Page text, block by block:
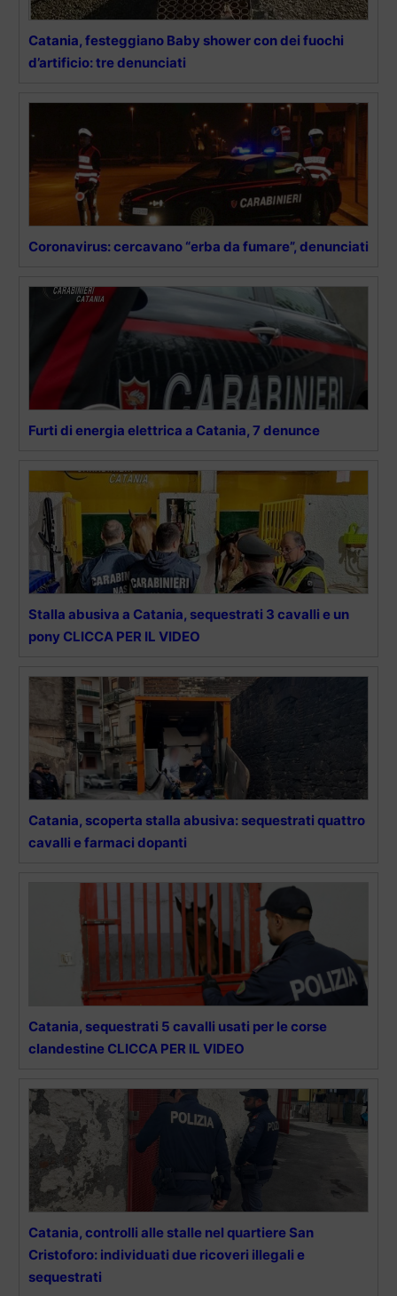
Catania, festeggiano Baby shower con dei fuochi
d’artificio: tre denunciati
Coronavirus: cercavano “erba da fumare”, denunciati
Furti di energia elettrica a Catania, 7 denunce
Stalla abusiva a Catania, sequestrati 3 cavalli e un
pony CLICCA PER IL VIDEO
Catania, scoperta stalla abusiva: sequestrati quattro
cavalli e farmaci dopanti
Catania, sequestrati 5 cavalli usati per le corse
clandestine CLICCA PER IL VIDEO
Catania, controlli alle stalle nel quartiere San
Cristoforo: individuati due ricoveri illegali e
sequestrati